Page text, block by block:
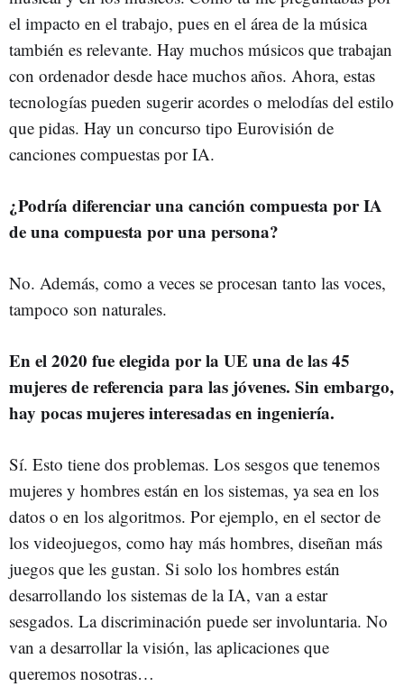
el impacto en el trabajo, pues en el área de la música
también es relevante. Hay muchos músicos que trabajan
con ordenador desde hace muchos años. Ahora, estas
tecnologías pueden sugerir acordes o melodías del estilo
que pidas. Hay un concurso tipo Eurovisión de
canciones compuestas por IA.
¿Podría diferenciar una canción compuesta por IA
de una compuesta por una persona?
No. Además, como a veces se procesan tanto las voces,
tampoco son naturales.
En el 2020 fue elegida por la UE una de las 45
mujeres de referencia para las jóvenes. Sin embargo,
hay pocas mujeres interesadas en ingeniería.
Sí. Esto tiene dos problemas. Los sesgos que tenemos
mujeres y hombres están en los sistemas, ya sea en los
datos o en los algoritmos. Por ejemplo, en el sector de
los videojuegos, como hay más hombres, diseñan más
juegos que les gustan. Si solo los hombres están
desarrollando los sistemas de la IA, van a estar
sesgados. La discriminación puede ser involuntaria. No
van a desarrollar la visión, las aplicaciones que
queremos nosotras…